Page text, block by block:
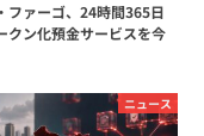
ファーゴ、24時間365日
クン化預金サービスを今
ニュース